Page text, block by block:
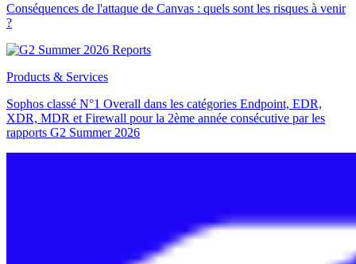
Conséquences de l'attaque de Canvas : quels sont les risques à venir
?
Products & Services
Sophos classé N°1 Overall dans les catégories Endpoint, EDR,
XDR, MDR et Firewall pour la 2ème année consécutive par les
rapports G2 Summer 2026